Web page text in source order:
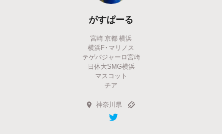
がすぱーる
宮崎 京都 横浜
横浜F・マリノス
テゲバジャーロ宮崎
日体大SMG横浜
マスコット
チア
神奈川県